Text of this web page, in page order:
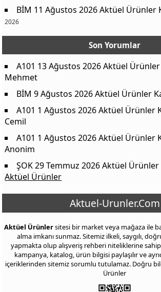
BİM 11 Ağustos 2026 Aktüel Ürünler
2026
Son Yorumlar
A101 13 Ağustos 2026 Aktüel
Mehmet
BİM 9 Ağustos 2026 Aktüel Ürünler
A101 1 Ağustos 2026 Aktüel Ürünler
Cemil
A101 1 Ağustos 2026 Aktüel Ürünler
Anonim
ŞOK 29 Temmuz 2026 Aktüel
Aktüel Ürünler
Aktuel-Urunler.Com
Aktüel Ürünlersitesi bir market veya mağaza ile
alma imkanı sunmaz. Sitemiz ilkeli, saygılı,
yapmakta olup alışveriş rehberi niteliklerine
kampanya, katalog, ürün bilgisi paylaşılır ve
içeriklerinden sitemiz sorumlu tutulamaz. Doğru
Ürünler